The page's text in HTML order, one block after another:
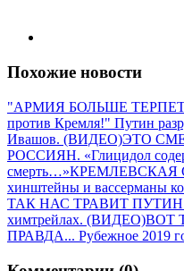
Похожие новости
"АРМИЯ БОЛЬШЕ ТЕРПЕТЬ
против Кремля!" Путин
Ивашов. (ВИДЕО)ЭТО
РОССИЯН. «Глицидол
смерть…»КРЕМЛЕВСКАЯ
хинштейны и вассерманы
ТАК НАС ТРАВИТ ПУТИН
химтрейлах. (ВИДЕО)ВОТ
ПРАВДА... Рубежное 2019